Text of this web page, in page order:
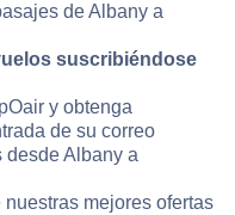
de Albany a
suscribiéndose
y obtenga
de su correo
desde Albany a
mejores ofertas